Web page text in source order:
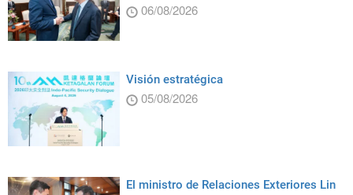
06/08/2026
Visión estratégica
05/08/2026
El ministro de Relaciones Exteriores Lin